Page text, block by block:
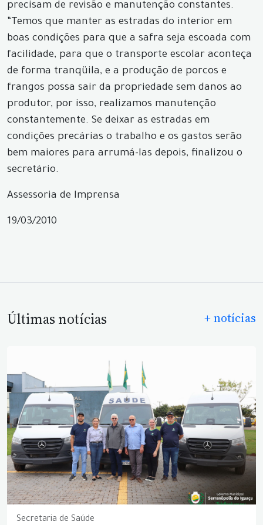
precisam de revisão e manutenção constantes.
“Temos que manter as estradas do interior em
boas condições para que a safra seja escoada com
facilidade, para que o transporte escolar aconteça
de forma tranqüila, e a produção de porcos e
frangos possa sair da propriedade sem danos ao
produtor, por isso, realizamos manutenção
constantemente. Se deixar as estradas em
condições precárias o trabalho e os gastos serão
bem maiores para arrumá-las depois, finalizou o
secretário.
Assessoria de Imprensa
19/03/2010
Últimas notícias + notícias
Secretaria de Saúde